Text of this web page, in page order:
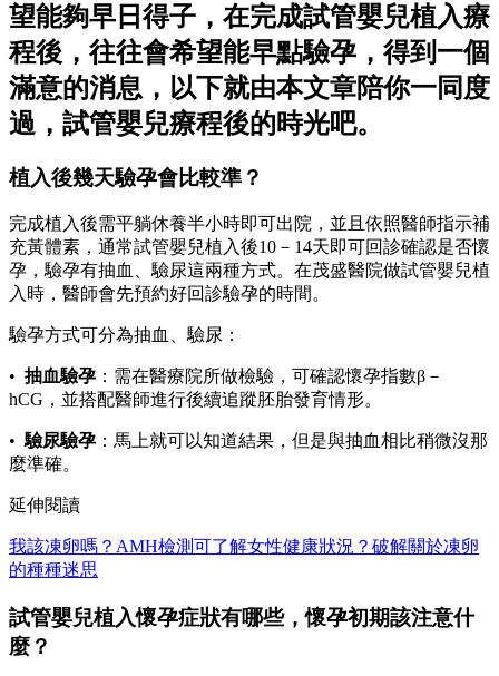
望能夠早日得子，在完成試管嬰兒植入療
程後，往往會希望能早點驗孕，得到一個
滿意的消息，以下就由本文章陪你一同度
過，試管嬰兒療程後的時光吧。
植入後幾天驗孕會比較準？
完成植入後需平躺休養半小時即可出院，並且依照醫師指示補
充黃體素，通常試管嬰兒植入後10－14天即可回診確認是否懷
孕，驗孕有抽血、驗尿這兩種方式。在茂盛醫院做試管嬰兒植
入時，醫師會先預約好回診驗孕的時間。
驗孕方式可分為抽血、驗尿：
• 抽血驗孕 ：需在醫療院所做檢驗，可確認懷孕指數β－
hCG，並搭配醫師進行後續追蹤胚胎發育情形。
•驗尿驗孕 ：馬上就可以知道結果，但是與抽血相比稍微沒那
麼準確。
延伸閱讀
我該凍卵嗎？AMH檢測可了解女性健康狀況？破解關於凍卵
的種種迷思
試管嬰兒植入懷孕症狀有哪些，懷孕初期該注意什
麼？